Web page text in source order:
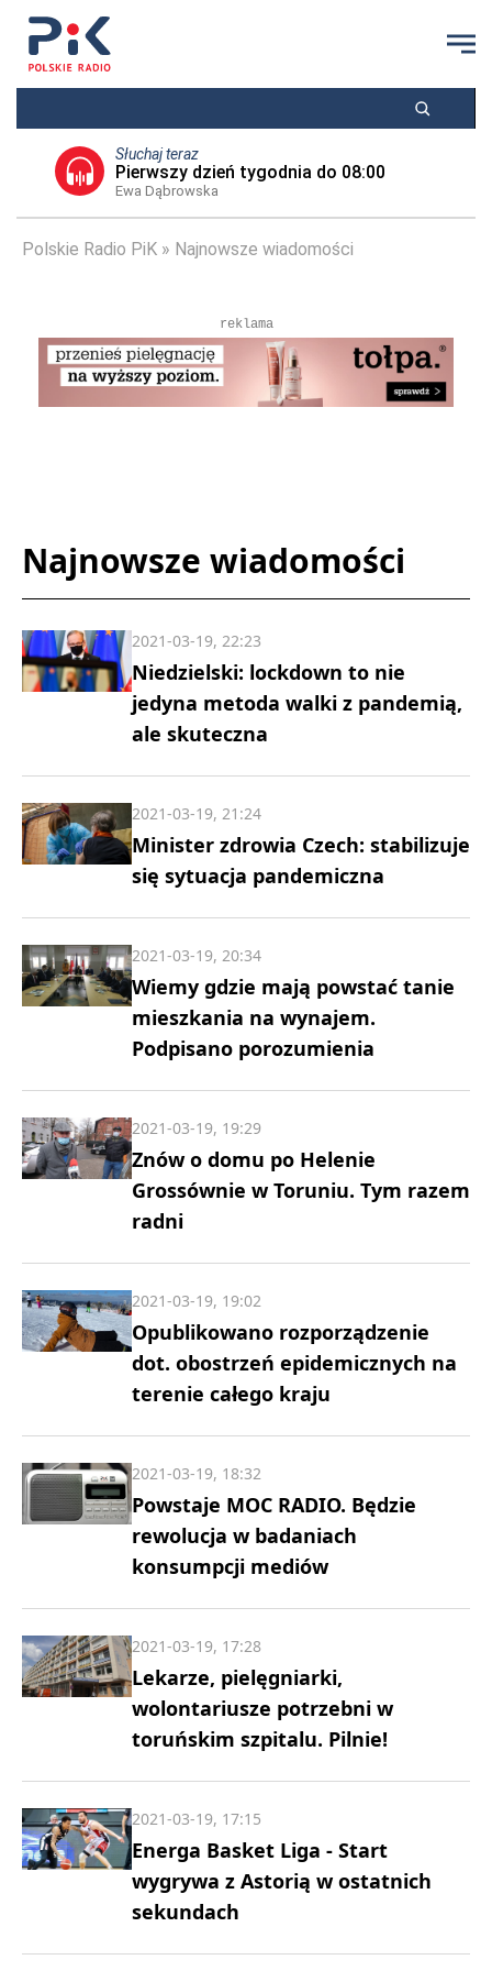
Słuchaj teraz
Pierwszy dzień tygodnia do 08:00
Ewa Dąbrowska
Polskie Radio PiK Najnowsze wiadomości
reklama
Najnowsze wiadomości
Niedzielski: lockdown to nie
jedyna metoda walki z pandemią,
ale skuteczna
2021-03-19, 22:23
Minister zdrowia Czech: stabilizuje
się sytuacja pandemiczna
2021-03-19, 21:24
Wiemy gdzie mają powstać tanie
mieszkania na wynajem.
Podpisano porozumienia
2021-03-19, 20:34
Znów o domu po Helenie
Grossównie w Toruniu. Tym razem
radni
2021-03-19, 19:29
Opublikowano rozporządzenie
dot. obostrzeń epidemicznych na
terenie całego kraju
2021-03-19, 19:02
Powstaje MOC RADIO. Będzie
rewolucja w badaniach
konsumpcji mediów
2021-03-19, 18:32
Lekarze, pielęgniarki,
wolontariusze potrzebni w
toruńskim szpitalu. Pilnie!
2021-03-19, 17:28
Energa Basket Liga - Start
wygrywa z Astorią w ostatnich
sekundach
2021-03-19, 17:15